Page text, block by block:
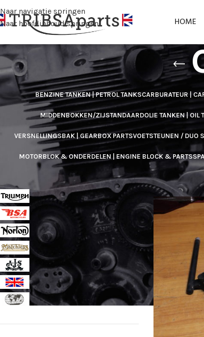
Naar navigatie springen
Naar hoofdinhoud springen
HOME
BENZINE TANKEN | PETROL TANKSCARBURATEUR |
MIDDENBOKKEN/ZIJSTANDAARDOLIE TANKEN | OIL
VERSNELLINGSBAK | GEARBOX PARTSVOETSTEUNEN / DUO
MOTORBLOK & ONDERDELEN | ENGINE BLOCK & PARTS
FILTER OP MERK
Triumph
Norton
Andere Engelse 2
Rest van de wereld
Home